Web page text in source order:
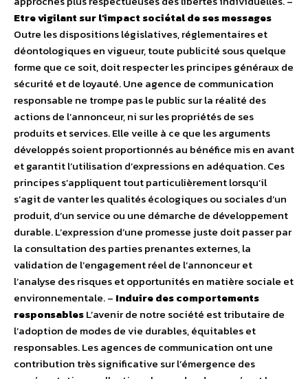
Etre vigilant sur l’impact sociétal de ses messages
Outre les dispositions législatives, réglementaires et
déontologiques en vigueur, toute publicité sous quelque
forme que ce soit, doit respecter les principes généraux de
sécurité et de loyauté. Une agence de communication
responsable ne trompe pas le public sur la réalité des
actions de l’annonceur, ni sur les propriétés de ses
produits et services. Elle veille à ce que les arguments
développés soient proportionnés au bénéfice mis en avant
et garantit l’utilisation d’expressions en adéquation. Ces
principes s’appliquent tout particulièrement lorsqu’il
s’agit de vanter les qualités écologiques ou sociales d’un
produit, d’un service ou une démarche de développement
durable. L’expression d’une promesse juste doit passer par
la consultation des parties prenantes externes, la
validation de l’engagement réel de l’annonceur et
l’analyse des risques et opportunités en matière sociale et
environnementale. – Induire des comportements
responsablesL’avenir de notre société est tributaire de
l’adoption de modes de vie durables, équitables et
responsables. Les agences de communication ont une
contribution très significative sur l’émergence des